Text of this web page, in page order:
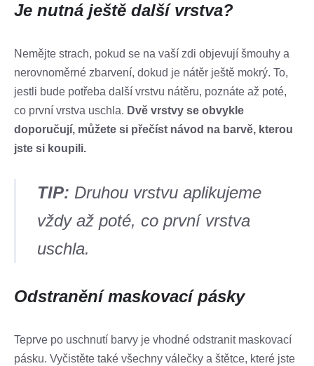
Je nutná ještě další vrstva?
Nemějte strach, pokud se na vaší zdi objevují šmouhy a
nerovnoměrné zbarvení, dokud je nátěr ještě mokrý. To,
jestli bude potřeba další vrstvu nátěru, poznáte až poté,
co první vrstva uschla. Dvě vrstvy se obvykle
doporučují, můžete si přečíst návod na barvě, kterou
jste si koupili.
TIP: Druhou vrstvu aplikujeme
vždy až poté, co první vrstva
uschla.
Odstranění maskovací pásky
Teprve po uschnutí barvy je vhodné odstranit maskovací
pásku. Vyčistěte také všechny válečky a štětce, které jste